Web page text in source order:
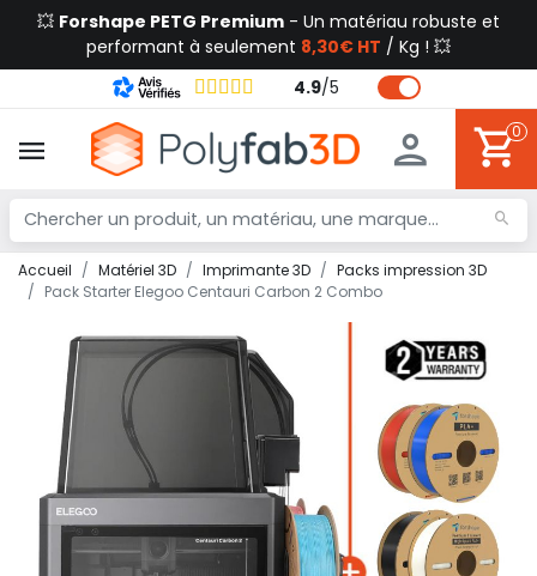
💥 Forshape PETG Premium - Un matériau robuste et
performant à seulement 8,30€ HT / Kg ! 💥
4.9/5
0
Accueil Matériel 3D Imprimante 3D
Packs impression 3D
Pack Starter Elegoo Centauri Carbon 2 Combo